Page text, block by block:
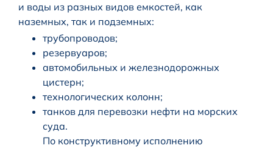
и воды из разных видов емкостей, как
наземных, так и подземных:
трубопроводов;
резервуаров;
автомобильных и железнодорожных
цистерн;
технологических колонн;
танков для перевозки нефти на морских
суда.
По конструктивному исполнению